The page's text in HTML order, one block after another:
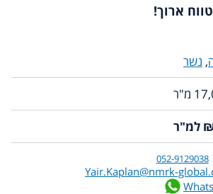
ארוך!
, נשר
מ"ר
052-9129038
Yair.Kaplan@nmrk-